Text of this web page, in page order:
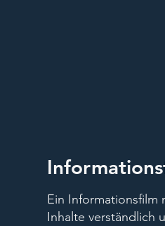
Ein Informationsfilm
Inhalte verständlich